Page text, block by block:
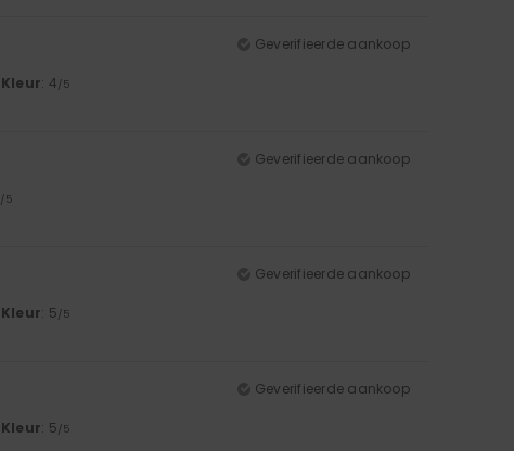
Geverifieerde aankoop
Kleur: 4/5
Geverifieerde aankoop
/5
Geverifieerde aankoop
Kleur: 5/5
Geverifieerde aankoop
Kleur: 5/5